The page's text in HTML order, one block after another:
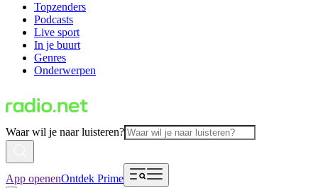
Topzenders
Podcasts
Live sport
In je buurt
Genres
Onderwerpen
Waar wil je naar luisteren?
App openenOntdek Prime